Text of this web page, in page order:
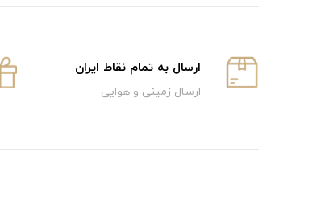
ارسال به تمام نقاط ایران
ارسال زمینی و هوایی